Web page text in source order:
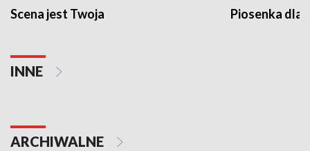
Scena jest Twoja Piosenka dla
INNE
ARCHIWALNE